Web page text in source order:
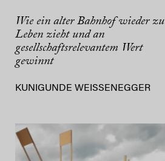
Wie ein alter Bahnhof wieder zu
Leben zieht und an
gesellschaftsrelevantem Wert
gewinnt
KUNIGUNDE WEISSENEGGER